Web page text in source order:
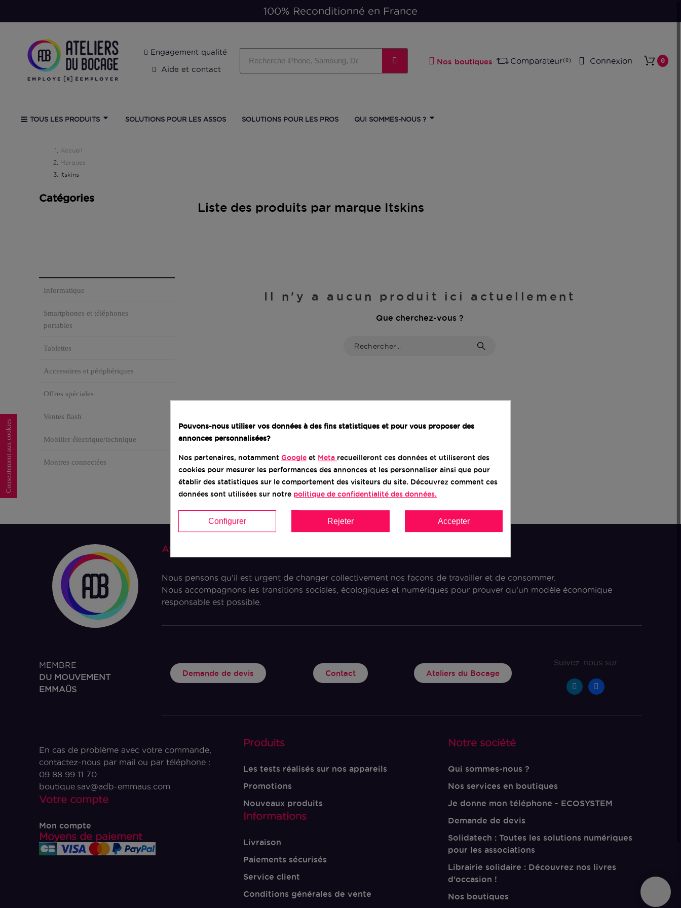
100% Reconditionné en France
Paiement en 3 ou 4 fois
Engagement qualité
Aide et contact
Nos boutiques Comparateur 0 Connexion 0
TOUS LES PRODUITS SOLUTIONS POUR LES ASSOS SOLUTIONS POUR LES PROS QUI SOMMES-NOUS ?
Accueil
Marques
Itskins
Catégories
Informatique
Smartphones et téléphones
portables
Tablettes
Accessoires et périphériques
Offres spéciales
Ventes flash
Mobilier électrique/technique
Montres connectées
Liste des produits par marque Itskins
Il n'y a aucun produit ici actuellement
Que cherchez-vous ?
Ateliers du Bocage
Nous pensons qu’il est urgent de changer collectivement nos façons de travailler et de consommer.
Nous accompagnons les transitions sociales, écologiques et numériques pour prouver qu’un modèle économique
responsable est possible.
MEMBRE
DU MOUVEMENT
EMMAÜS
Demande de devis Contact Ateliers du Bocage
Suivez-nous sur
En cas de problème avec votre commande,
contactez-nous par mail ou par téléphone :
09 88 99 11 70
boutique.sav@adb-emmaus.com
Votre compte
Mon compte
Moyens de paiement
Produits
Les tests réalisés sur nos appareils
Promotions
Nouveaux produits
Informations
Livraison
Paiements sécurisés
Service client
Conditions générales de vente
Notre société
Qui sommes-nous ?
Nos services en boutiques
Je donne mon téléphone - ECOSYSTEM
Demande de devis
Solidatech : Toutes les solutions numériques
pour les associations
Librairie solidaire : Découvrez nos livres
d'occasion !
Nos boutiques
Pouvons-nous utiliser vos données à des fins statistiques et pour vous proposer des
annonces personnalisées?
Nos partenaires, notamment Google et Meta recueilleront ces données et utiliseront des
cookies pour mesurer les performances des annonces et les personnaliser ainsi que pour
établir des statistiques sur le comportement des visiteurs du site. Découvrez comment ces
données sont utilisées sur notre politique de confidentialité des données.
Configurer Rejeter Accepter
Consentement aux cookies